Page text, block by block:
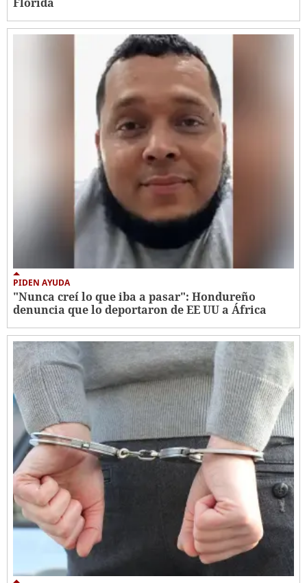
PIDEN AYUDA
"Nunca creí lo que iba a pasar": Hondureño
denuncia que lo deportaron de EE UU a África